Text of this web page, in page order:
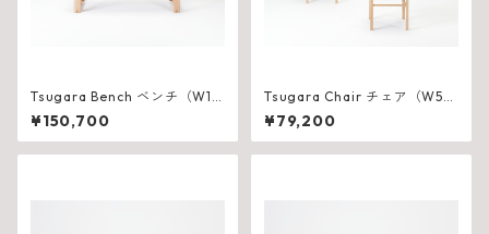
Tsugara Bench ベンチ（W15
00×D525×H450mm）
¥150,700
Tsugara Chair チェア（W53
5×D460×H725（SH430）m
m）
¥79,200